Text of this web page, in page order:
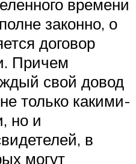
времени
законно, о
договор
Причем
свой довод
только какими-
но и
в
могут